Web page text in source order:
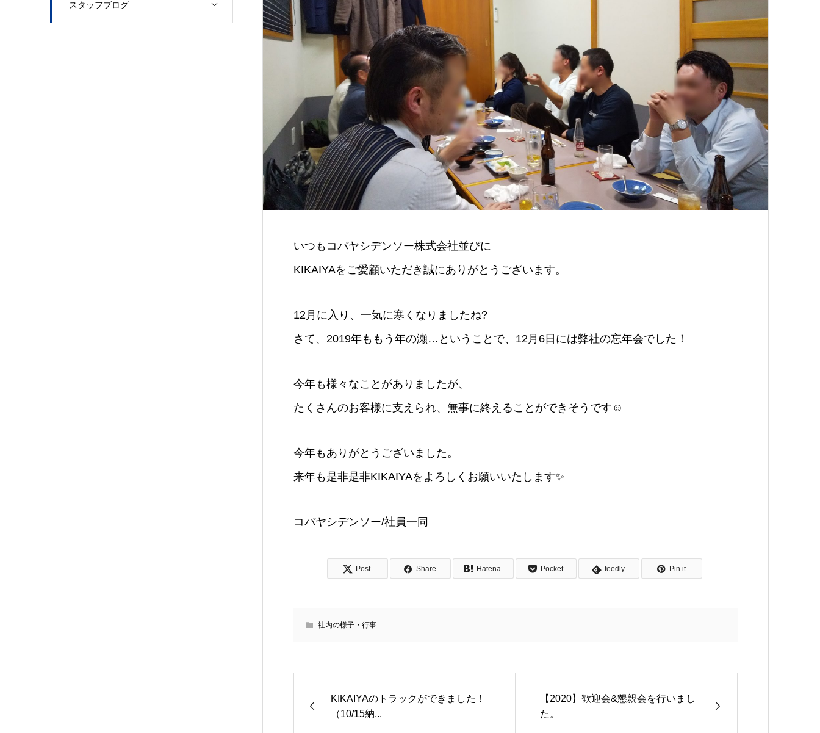
スタッフブログ
いつもコバヤシデンソー株式会社並びに
KIKAIYAをご愛顧いただき誠にありがとうございます。
12月に入り、一気に寒くなりましたね?
さて、2019年ももう年の瀬…ということで、12月6日には弊社の忘年会でした！
今年も様々なことがありましたが、
たくさんのお客様に支えられ、無事に終えることができそうです☺
今年もありがとうございました。
来年も是非是非KIKAIYAをよろしくお願いいたします✨
コバヤシデンソー/社員一同
Post Share Hatena Pocket feedly Pin it
社内の様子・行事
KIKAIYAのトラックができました！
（10/15納...
【2020】歓迎会&懇親会を行いまし
た。